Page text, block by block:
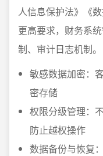
人信息保护法》《
更高要求，财务系
制、审计日志机制。
敏感数据加密：
密存储
权限分级管理：
防止越权操作
数据备份与恢复